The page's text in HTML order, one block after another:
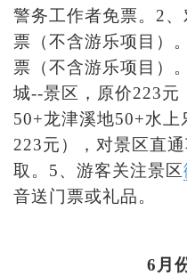
警务工作者免票。2
票（不含游乐项目）
票（不含游乐项目）
城--景区，原价223元
50+龙津溪地50+水
223元），对景区直
取。5、游客关注景区
音送门票或礼品。
6 月